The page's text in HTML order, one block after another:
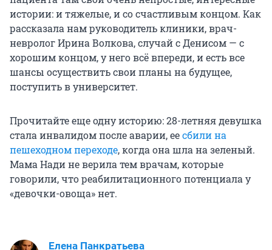
истории: и тяжелые, и со счастливым концом. Как
рассказала нам руководитель клиники, врач-
невролог Ирина Волкова, случай с Денисом — с
хорошим концом, у него всё впереди, и есть все
шансы осуществить свои планы на будущее,
поступить в университет.
Прочитайте еще одну историю: 28-летняя девушка
стала инвалидом после аварии, еесбили на
пешеходном переходе, когда она шла на зеленый.
Мама Нади не верила тем врачам, которые
говорили, что реабилитационного потенциала у
«девочки-овоща» нет.
Елена Панкратьева